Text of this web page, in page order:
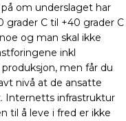
om underslaget har
grader C til +40 grader C
og man skal ikke
inkl
men får du
nivå at de ansatte
Internetts infrastruktur
til å leve i fred er ikke